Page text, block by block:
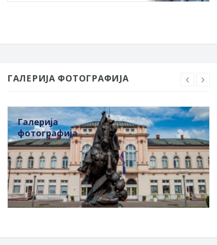
ГАЛЕРИЈА ФОТОГРАФИЈА
Галерија
фотографија